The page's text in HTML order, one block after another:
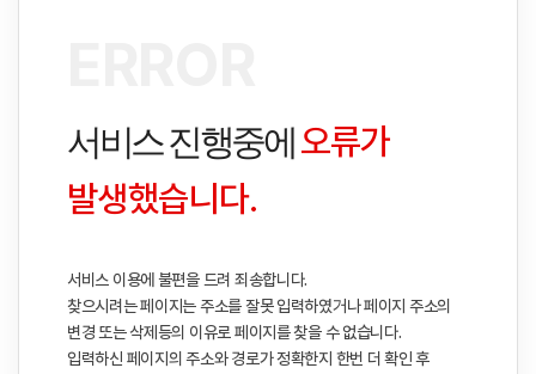
서비스 진행중에오류가
발생했습니다.
서비스 이용에 불편을 드려 죄송합니다.
찾으시려는 페이지는 주소를 잘못 입력하였거나 페이지 주소의
변경 또는 삭제등의 이유로 페이지를 찾을 수 없습니다.
입력하신 페이지의 주소와 경로가 정확한지 한번 더 확인 후